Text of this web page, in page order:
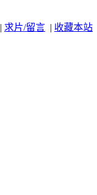
| 求片/留言 | 收藏本站